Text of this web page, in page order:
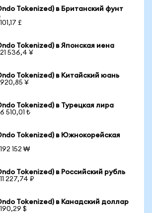
Tokenized) в Британский фунт
£
Tokenized) в Японская иена
536,4 ¥
Tokenized) в Китайский юань
¥
Tokenized) в Турецкая лира
510,01 ₺
Tokenized) в Южнокорейская
152 ₩
Tokenized) в Российский рубль
227,74 ₽
Tokenized) в Канадский доллар
$